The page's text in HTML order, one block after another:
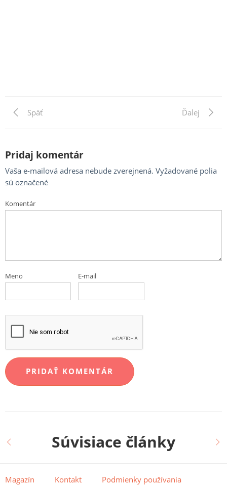
Navigácia
Previous
Post
Späť Next
Ďalej
Pridaj komentár
Vaša e-mailová adresa nebude zverejnená. Vyžadované polia
sú označené
Komentár
Meno E-mail
Súvisiace články
Magazín Kontakt Podmienky používania